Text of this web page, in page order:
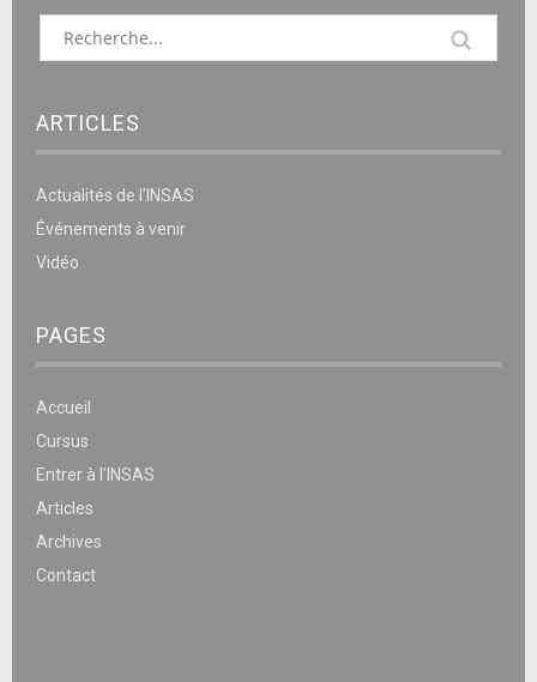
ARTICLES
Actualités de l’INSAS
Événements à venir
Vidéo
PAGES
Accueil
Cursus
Entrer à l’INSAS
Articles
Archives
Contact